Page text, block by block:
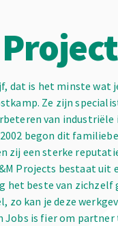
dat is het minste wat
Ze zijn
van
begon dit
zij een sterke
Projects bestaat uit
het beste van zichzelf
zo kan je deze
Jobs is fier om partner